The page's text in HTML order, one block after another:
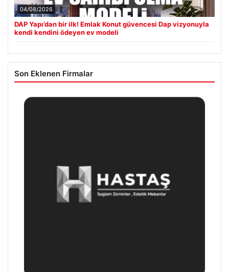
04/08/2026
DAP Yapı’dan bir ilk! Emlak Konut güvencesi Dap vizyonuyla
kendi kendini ödeyen ev modeli
Son Eklenen Firmalar